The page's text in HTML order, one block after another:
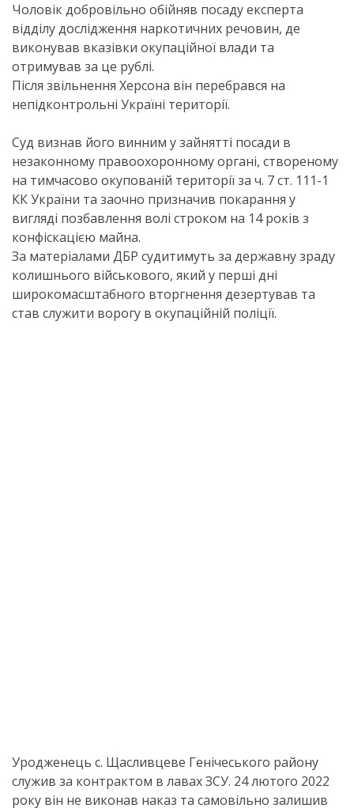
Чоловік добровільно обійняв посаду експерта
відділу дослідження наркотичних речовин, де
виконував вказівки окупаційної влади та
отримував за це рублі.
Після звільнення Херсона він перебрався на
непідконтрольні Україні території.
Суд визнав його винним у зайнятті посади в
незаконному правоохоронному органі, створеному
на тимчасово окупованій території за ч. 7 ст. 111-1
КК України та заочно призначив покарання у
вигляді позбавлення волі строком на 14 років з
конфіскацією майна.
За матеріалами ДБР судитимуть за державну зраду
колишнього військового, який у перші дні
широкомасштабного вторгнення дезертував та
став служити ворогу в окупаційній поліції.
Уродженець с. Щасливцеве Генічеського району
служив за контрактом в лавах ЗСУ. 24 лютого 2022
року він не виконав наказ та самовільно залишив